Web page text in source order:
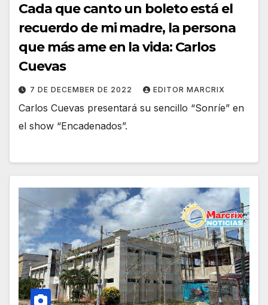
Cada que canto un boleto está el
recuerdo de mi madre, la persona
que más ame en la vida: Carlos
Cuevas
7 DE DECEMBER DE 2022 EDITOR MARCRIX
Carlos Cuevas presentará su sencillo “Sonríe” en
el show “Encadenados”.